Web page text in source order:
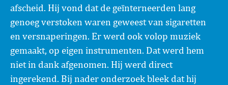
afscheid. Hij vond dat de geïnterneerden lang
genoeg verstoken waren geweest van sigaretten
en versnaperingen. Er werd ook volop muziek
gemaakt, op eigen instrumenten. Dat werd hem
niet in dank afgenomen. Hij werd direct
ingerekend. Bij nader onderzoek bleek dat hij